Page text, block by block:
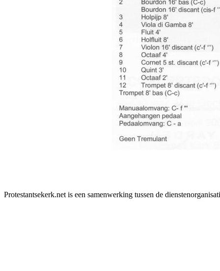
Protestantsekerk.net is een samenwerking tussen de